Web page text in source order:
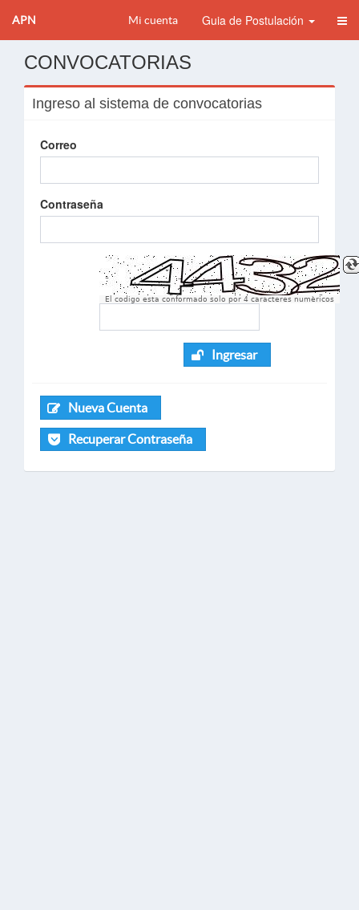
APN Mi cuenta Guia de Postulación
CONVOCATORIAS
Ingreso al sistema de convocatorias
Correo
Contraseña
El codigo esta conformado solo por 4 caracteres numèricos
Ingresar
Nueva Cuenta
Recuperar Contraseña